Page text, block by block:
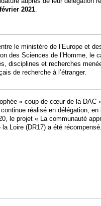
2021
le ministère de l’Europe et
des Sciences de l’Homme, le
disciplines et recherches
de recherche à l’étranger.
« coup de cœur de la DAC
continue réalisé en délégation,
le projet « La communauté
Loire (DR17) a été récompensé.